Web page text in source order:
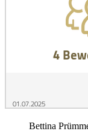
Bettina